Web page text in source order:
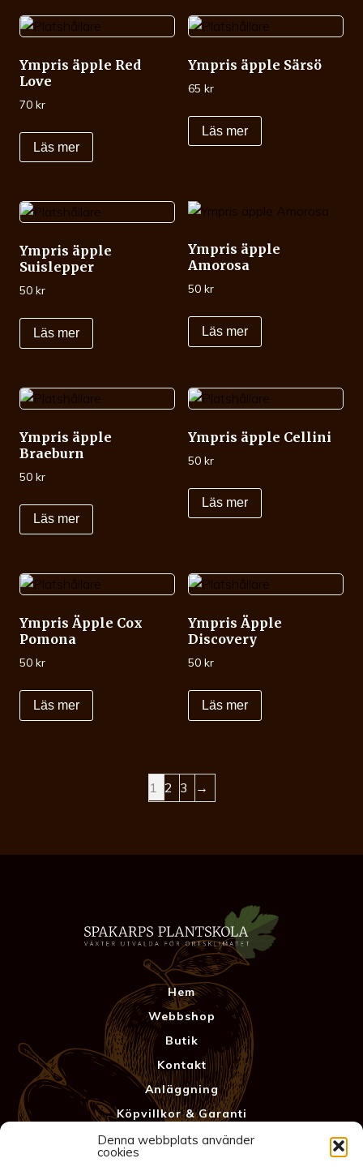
Denna webbplats använder
cookies
Ympris äpple Red
Love
70 kr
Läs mer
Ympris äpple Särsö
65 kr
Läs mer
Ympris äpple
Suislepper
50 kr
Läs mer
Ympris äpple
Amorosa
50 kr
Läs mer
Ympris äpple
Braeburn
50 kr
Läs mer
Ympris äpple Cellini
50 kr
Läs mer
Ympris Äpple Cox
Pomona
50 kr
Läs mer
Ympris Äpple
Discovery
50 kr
Läs mer
1 2 3 →
Hem
Webbshop
Butik
Kontakt
Anläggning
Köpvillkor & Garanti
Integritetspolicy